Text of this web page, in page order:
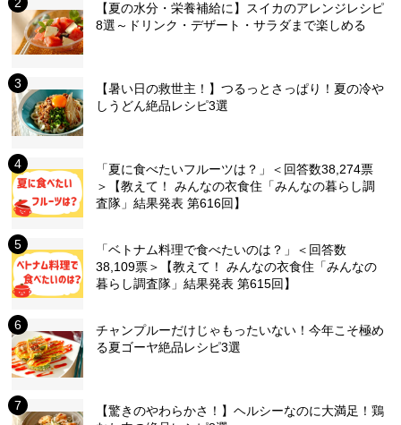
【夏の水分・栄養補給に】スイカのアレンジレシピ
8選～ドリンク・デザート・サラダまで楽しめる
【暑い日の救世主！】つるっとさっぱり！夏の冷や
しうどん絶品レシピ3選
「夏に食べたいフルーツは？」＜回答数38,274票
＞【教えて！ みんなの衣食住「みんなの暮らし調
査隊」結果発表 第616回】
「ベトナム料理で食べたいのは？」＜回答数
38,109票＞【教えて！ みんなの衣食住「みんなの
暮らし調査隊」結果発表 第615回】
チャンプルーだけじゃもったいない！今年こそ極め
る夏ゴーヤ絶品レシピ3選
【驚きのやわらかさ！】ヘルシーなのに大満足！鶏